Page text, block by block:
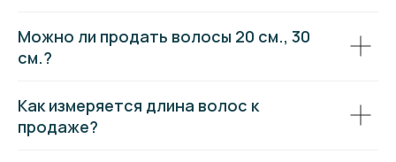
Можно ли продать волосы 20 см., 30
см.?
Как измеряется длина волос к
продаже?